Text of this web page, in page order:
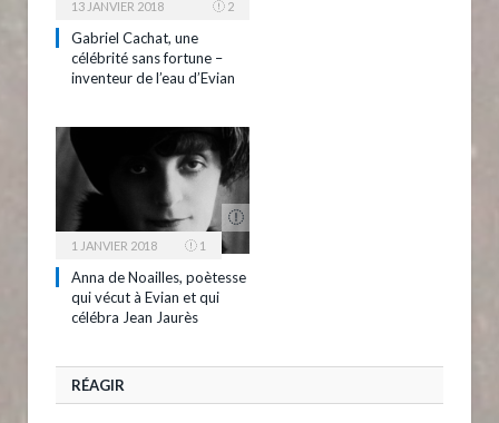
13 JANVIER 2018 2
Gabriel Cachat, une
célébrité sans fortune –
inventeur de l’eau d’Evian
1 JANVIER 2018 1
Anna de Noailles, poètesse
qui vécut à Evian et qui
célébra Jean Jaurès
RÉAGIR